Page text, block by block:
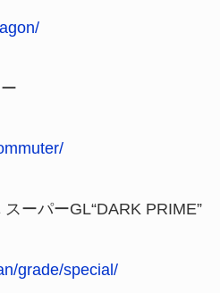
ーパーGL“DARK PRIME”
grade/special/